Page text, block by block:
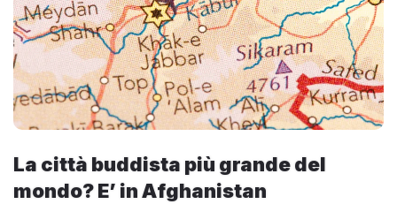
La città buddista più grande del
mondo? E’ in Afghanistan